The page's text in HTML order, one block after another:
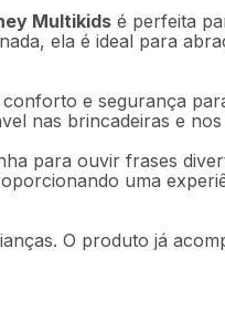
Multikids é perfeita
ela é ideal para
e segurança
nas brincadeiras e
para ouvir frases
uma
O produto já